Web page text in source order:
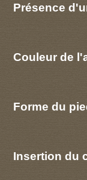
Présence
Couleur de
Forme du
Insertion du